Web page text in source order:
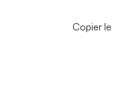
Copier le